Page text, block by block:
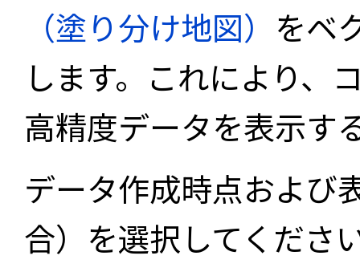
（塗り分け地図） をベ
します。これにより、
高精度データを表示す
データ作成時点および
合）を選択してくださ